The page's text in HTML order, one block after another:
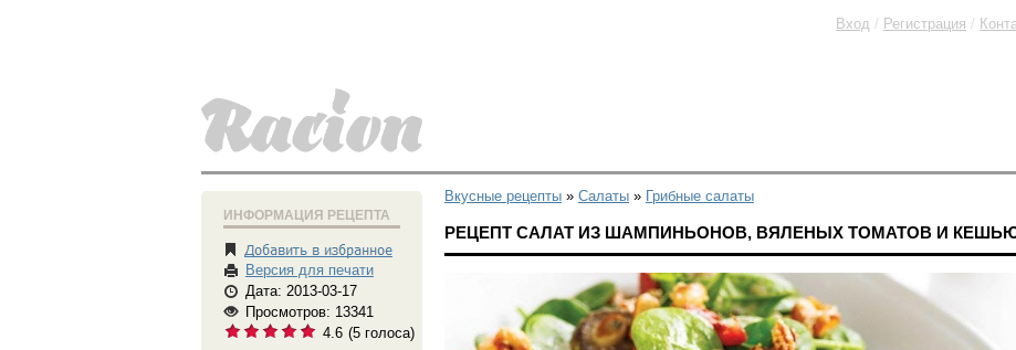
Вкусные рецепты » Салаты » Грибные салаты
ИНФОРМАЦИЯ РЕЦЕПТА
Версия для печати
Дата: 2013-03-17
Просмотров: 13341
4.6 (5 голоса)
РЕЦЕПТ САЛАТ ИЗ ШАМПИНЬОНОВ, ВЯЛЕНЫХ ТОМАТОВ И
Вход / Регистрация /